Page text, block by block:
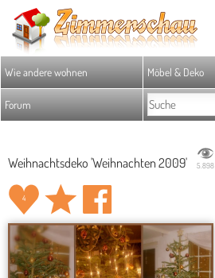
Wie andere wohnen Möbel & Deko
Forum
Weihnachtsdeko 'Weihnachten 2009' 5.898
4